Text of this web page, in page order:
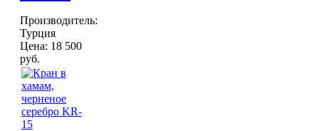
Производитель:
Турция
Цена: 18 500
руб.